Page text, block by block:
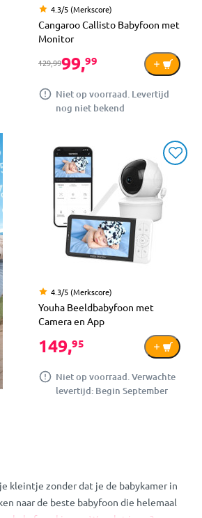
4.3/5 (Merkscore)
Cangaroo Callisto Babyfoon met
Monitor
129,9999,99
Niet op voorraad. Levertijd
nog niet bekend
4.3/5 (Merkscore)
Youha Beeldbabyfoon met
Camera en App
149,95
Niet op voorraad. Verwachte
levertijd: Begin September
kleintje zonder dat je de babykamer in
naar de beste babyfoon die helemaal